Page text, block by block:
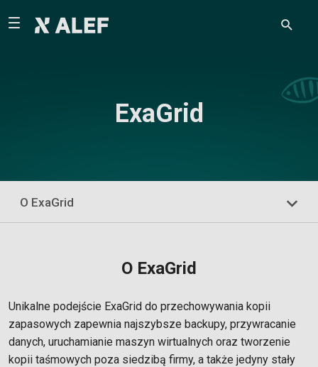
ExaGrid
O ExaGrid
O ExaGrid
Unikalne podejście ExaGrid do przechowywania kopii
zapasowych zapewnia najszybsze backupy, przywracanie
danych, uruchamianie maszyn wirtualnych oraz tworzenie
kopii taśmowych poza siedzibą firmy, a także jedyny stały